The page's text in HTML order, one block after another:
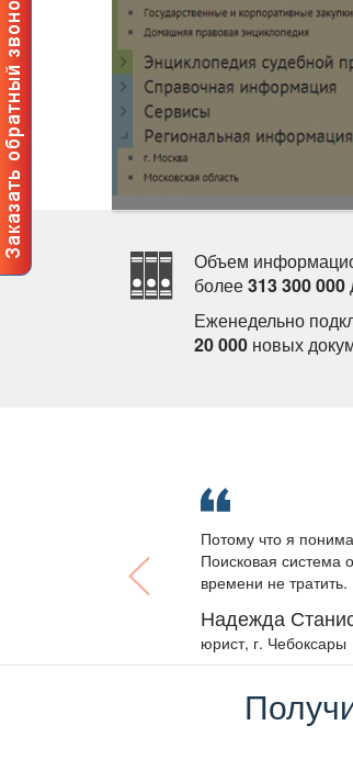
Объем
олее313 300 000
Еженедельно
20 000 новых
Потому что я
Поисковая система
ремени не тратить.
Надежда
юрист, г. Чебоксары